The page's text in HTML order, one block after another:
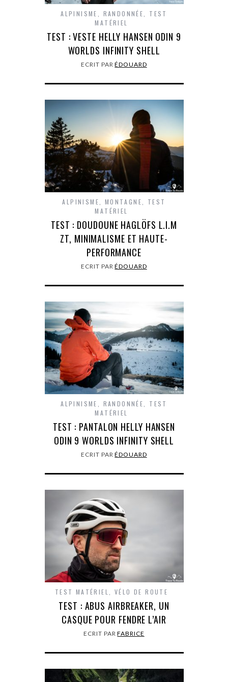
ALPINISME, RANDONNÉE, TEST
MATÉRIEL
TEST : VESTE HELLY HANSEN ODIN 9
WORLDS INFINITY SHELL
ECRIT PARÉDOUARD
ALPINISME, MONTAGNE, TEST
MATÉRIEL
TEST : DOUDOUNE HAGLÖFS L.I.M
ZT, MINIMALISME ET HAUTE-
PERFORMANCE
ECRIT PARÉDOUARD
ALPINISME, RANDONNÉE, TEST
MATÉRIEL
TEST : PANTALON HELLY HANSEN
ODIN 9 WORLDS INFINITY SHELL
ECRIT PARÉDOUARD
TEST MATÉRIEL, VÉLO DE ROUTE
TEST : ABUS AIRBREAKER, UN
CASQUE POUR FENDRE L’AIR
ECRIT PARFABRICE